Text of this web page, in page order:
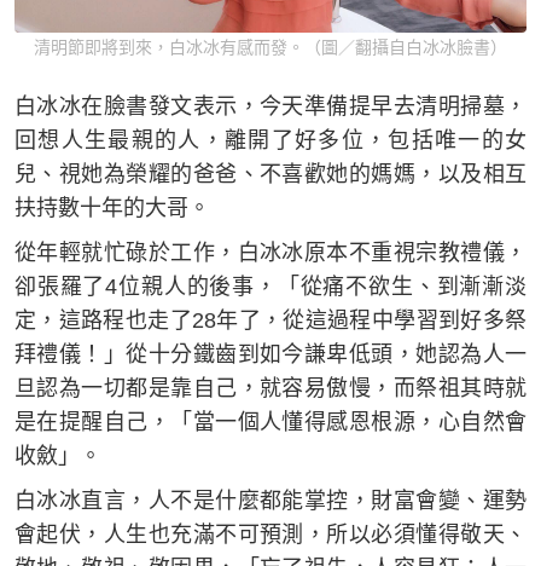
清明節即將到來，白冰冰有感而發。（圖／翻攝自白冰冰臉書）
白冰冰在臉書發文表示，今天準備提早去清明掃墓，
回想人生最親的人，離開了好多位，包括唯一的女
兒、視她為榮耀的爸爸、不喜歡她的媽媽，以及相互
扶持數十年的大哥。
從年輕就忙碌於工作，白冰冰原本不重視宗教禮儀，
卻張羅了4位親人的後事，「從痛不欲生、到漸漸淡
定，這路程也走了28年了，從這過程中學習到好多祭
拜禮儀！」從十分鐵齒到如今謙卑低頭，她認為人一
旦認為一切都是靠自己，就容易傲慢，而祭祖其時就
是在提醒自己，「當一個人懂得感恩根源，心自然會
收斂」。
白冰冰直言，人不是什麼都能掌控，財富會變、運勢
會起伏，人生也充滿不可預測，所以必須懂得敬天、